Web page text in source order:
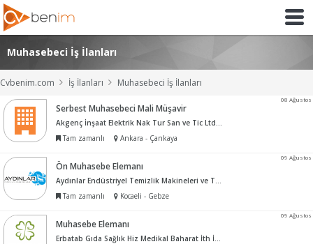
Muhasebeci İş İlanları
Cvbenim.com İş İlanları Muhasebeci İş İlanları
08 Ağustos
Serbest Muhasebeci Mali Müşavir
Akgenç İnşaat Elektrik Nak Tur San ve Tic Ltd Şti
Tam zamanlı
Ankara - Çankaya
09 Ağustos
Ön Muhasebe Elemanı
Aydınlar Endüstriyel Temizlik Makineleri ve Teknik Servis Hiz Tic Ltd Şti
Tam zamanlı
Kocaeli - Gebze
09 Ağustos
Muhasebe Elemanı
Erbatab Gıda Sağlık Hiz Medikal Baharat İth İhr San ve Tic Ltd Şti